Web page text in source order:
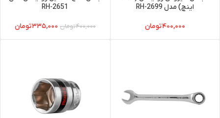
اینچ) مدل RH-2699
۴۰۰,۰۰۰تومان
RH-2651
۴۰۰,۰۰۰تومان ۳۳۵,۰۰۰تومان